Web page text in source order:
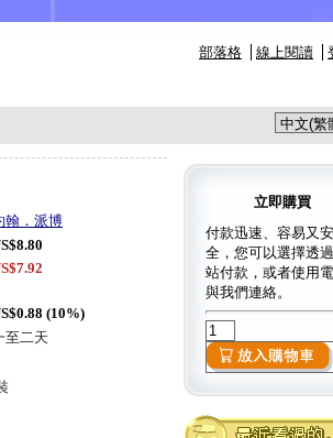
部落格 線上閱讀
立即購買
付款迅速、容易又安
全，您可以選擇透
站付款，或者使用
與我們連絡。
翰．派博
(10%)
至二天